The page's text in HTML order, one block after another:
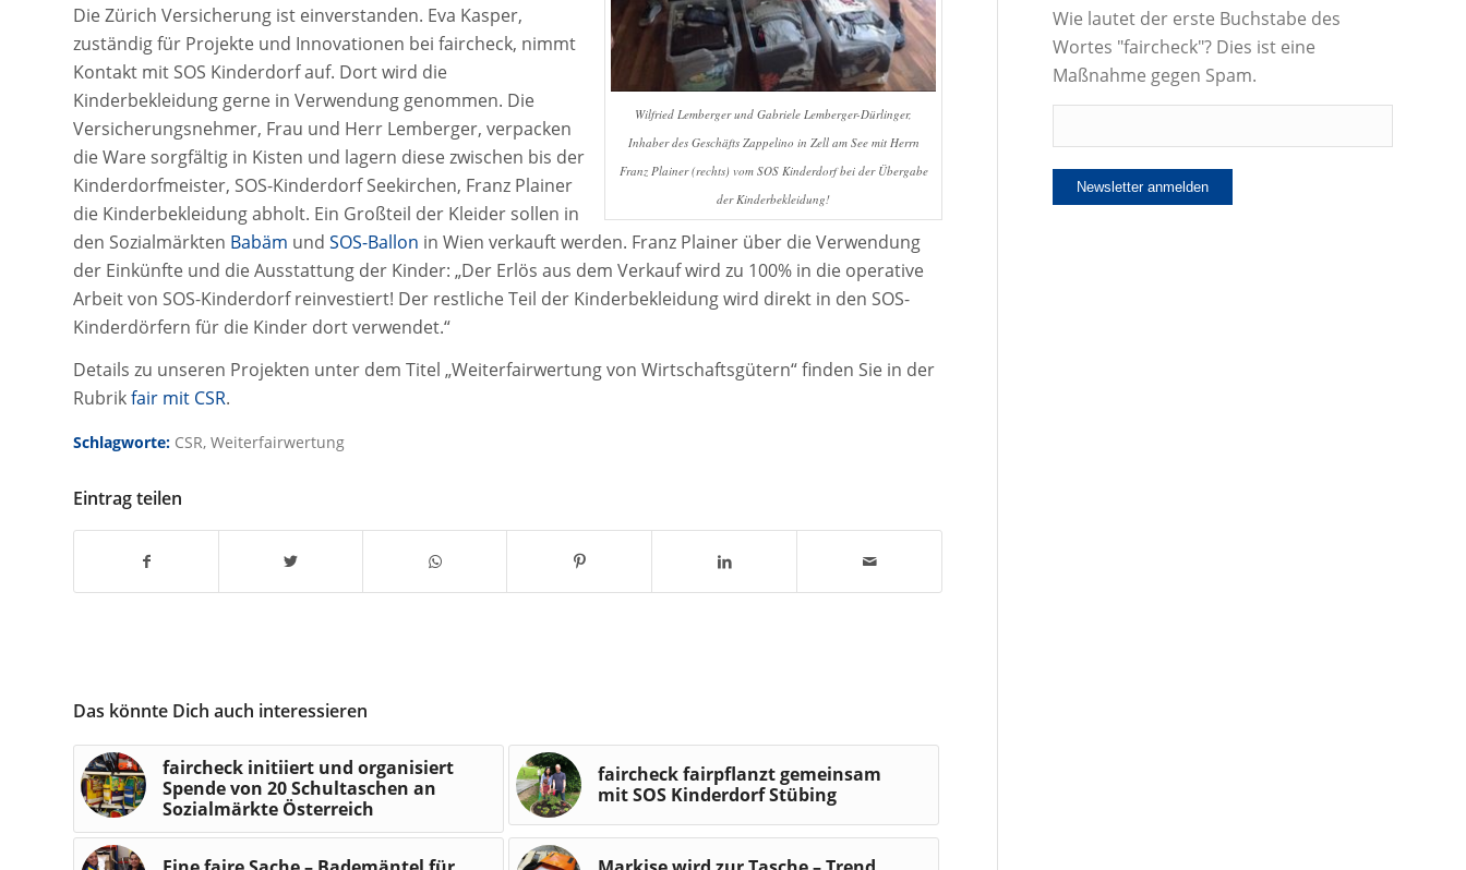
Wilfried Lemberger und Gabriele Lemberger-Dürlinger,
Inhaber des Geschäfts Zappelino in Zell am See mit Herrn
Franz Plainer (rechts) vom SOS Kinderdorf bei der Übergabe
der Kinderbekleidung!
Die Zürich Versicherung ist einverstanden. Eva Kasper,
zuständig für Projekte und Innovationen bei faircheck, nimmt
Kontakt mit SOS Kinderdorf auf. Dort wird die
Kinderbekleidung gerne in Verwendung genommen. Die
Versicherungsnehmer, Frau und Herr Lemberger, verpacken
die Ware sorgfältig in Kisten und lagern diese zwischen bis der
Kinderdorfmeister, SOS-Kinderdorf Seekirchen, Franz Plainer
die Kinderbekleidung abholt. Ein Großteil der Kleider sollen in
den Sozialmärkten Babäm und SOS-Ballon in Wien verkauft werden. Franz Plainer über die Verwendung
der Einkünfte und die Ausstattung der Kinder: „Der Erlös aus dem Verkauf wird zu 100% in die operative
Arbeit von SOS-Kinderdorf reinvestiert! Der restliche Teil der Kinderbekleidung wird direkt in den SOS-
Kinderdörfern für die Kinder dort verwendet.“
Details zu unseren Projekten unter dem Titel „Weiterfairwertung von Wirtschaftsgütern“ finden Sie in der
Rubrikfair mit CSR.
Schlagworte: CSR, Weiterfairwertung
Eintrag teilen
Das könnte Dich auch interessieren
faircheck initiiert und organisiert
Spende von 20 Schultaschen an
Sozialmärkte Österreich
faircheck fairpflanzt gemeinsam
mit SOS Kinderdorf Stübing
Wie lautet der erste Buchstabe des
Wortes "faircheck"? Dies ist eine
Maßnahme gegen Spam.